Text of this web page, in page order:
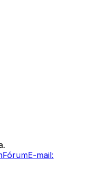
FórumE-mail: